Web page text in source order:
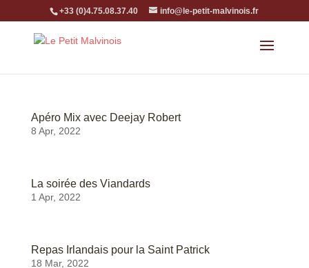
+33 (0)4.75.08.37.40 info@le-petit-malvinois.fr
Apéro Mix avec Deejay Robert
8 Apr, 2022
La soirée des Viandards
1 Apr, 2022
Repas Irlandais pour la Saint Patrick
18 Mar, 2022